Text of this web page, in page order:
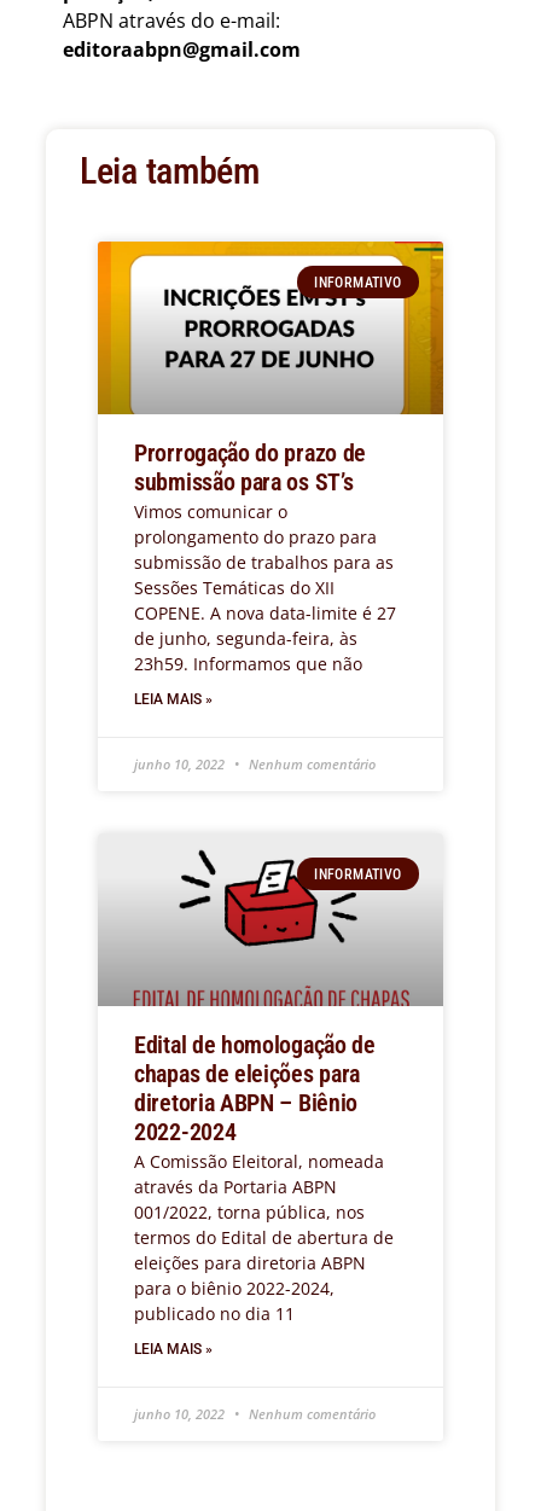
ABPN através do e-mail:
editoraabpn@gmail.com
Leia também
INFORMATIVO
Prorrogação do prazo de
submissão para os ST’s
Vimos comunicar o
prolongamento do prazo para
submissão de trabalhos para as
Sessões Temáticas do XII
COPENE. A nova data-limite é 27
de junho, segunda-feira, às
23h59. Informamos que não
LEIA MAIS »
junho 10, 2022 Nenhum comentário
INFORMATIVO
Edital de homologação de
chapas de eleições para
diretoria ABPN – Biênio
2022-2024
A Comissão Eleitoral, nomeada
através da Portaria ABPN
001/2022, torna pública, nos
termos do Edital de abertura de
eleições para diretoria ABPN
para o biênio 2022-2024,
publicado no dia 11
LEIA MAIS »
junho 10, 2022 Nenhum comentário